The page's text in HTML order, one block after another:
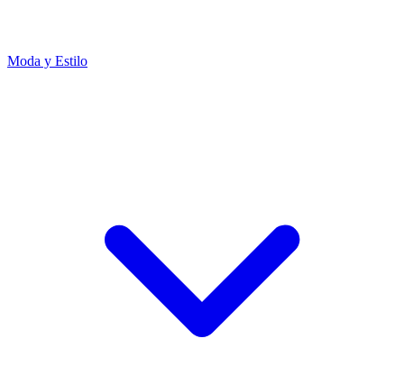
Moda y Estilo